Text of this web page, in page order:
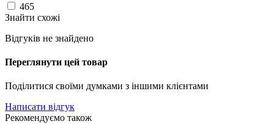
465
Знайти схожі
Відгуків не знайдено
Переглянути цей товар
Поділитися своїми думками з іншими клієнтами
Написати відгук
Рекомендуємо також